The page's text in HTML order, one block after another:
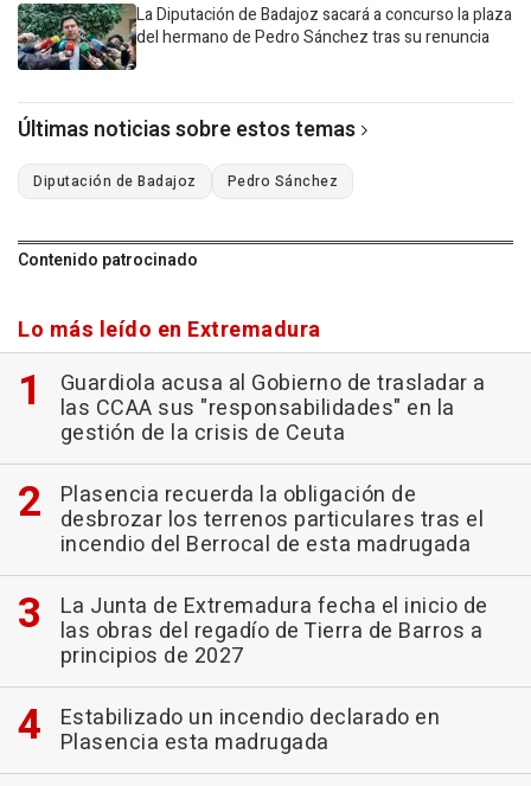
La Diputación de Badajoz sacará a concurso la plaza
del hermano de Pedro Sánchez tras su renuncia
Últimas noticias sobre estos temas
Diputación de Badajoz Pedro Sánchez
Contenido patrocinado
Lo más leído en Extremadura
Guardiola acusa al Gobierno de trasladar a
las CCAA sus "responsabilidades" en la
gestión de la crisis de Ceuta
Plasencia recuerda la obligación de
desbrozar los terrenos particulares tras el
incendio del Berrocal de esta madrugada
La Junta de Extremadura fecha el inicio de
las obras del regadío de Tierra de Barros a
principios de 2027
Estabilizado un incendio declarado en
Plasencia esta madrugada